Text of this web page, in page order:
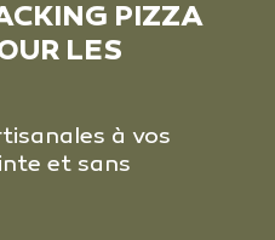
PIZZA
LES
à vos
et sans